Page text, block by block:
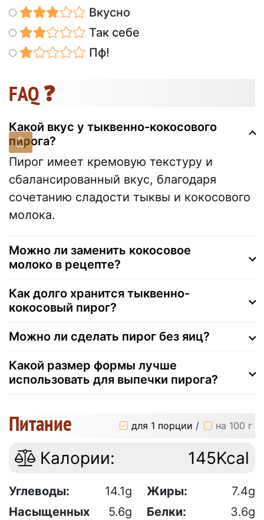
Вкусно
Так себе
Пф!
FAQ ❓
Какой вкус у тыквенно-кокосового
пирога?
Пирог имеет кремовую текстуру и
сбалансированный вкус, благодаря
сочетанию сладости тыквы и кокосового
молока.
Можно ли заменить кокосовое
молоко в рецепте?
Как долго хранится тыквенно-
кокосовый пирог?
Можно ли сделать пирог без яиц?
Какой размер формы лучше
использовать для выпечки пирога?
Питание для 1 порции / на 100 г
Калории: 145Kcal
Углеводы: 14.1g Жиры:
7.4g
Насыщенных
5.6g Белки: 3.6g